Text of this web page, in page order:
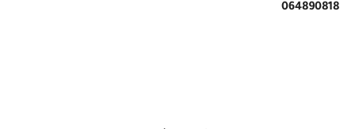
064890818